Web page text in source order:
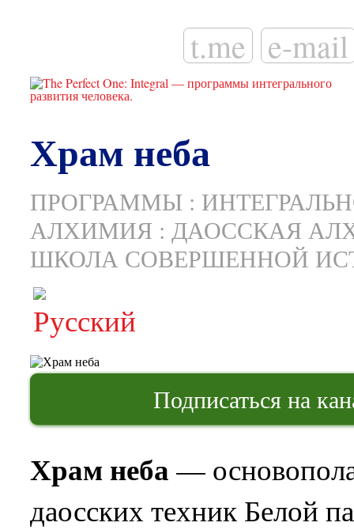
t.me e-mail
Храм неба
ПРОГРАММЫ :
АЛХИМИЯ : ДАОССКАЯ
ШКОЛА СОВЕРШЕННОЙ
Подписаться на
Храм неба —
даосских техник Белой